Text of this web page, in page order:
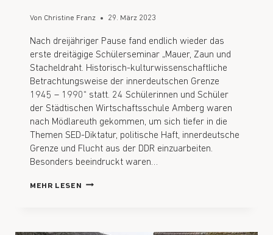
Von Christine Franz 29. März 2023
Nach dreijähriger Pause fand endlich wieder das
erste dreitägige Schülerseminar „Mauer, Zaun und
Stacheldraht. Historisch-kulturwissenschaftliche
Betrachtungsweise der innerdeutschen Grenze
1945 – 1990“ statt. 24 Schülerinnen und Schüler
der Städtischen Wirtschaftsschule Amberg waren
nach Mödlareuth gekommen, um sich tiefer in die
Themen SED-Diktatur, politische Haft, innerdeutsche
Grenze und Flucht aus der DDR einzuarbeiten.
Besonders beeindruckt waren…
MEHR LESEN